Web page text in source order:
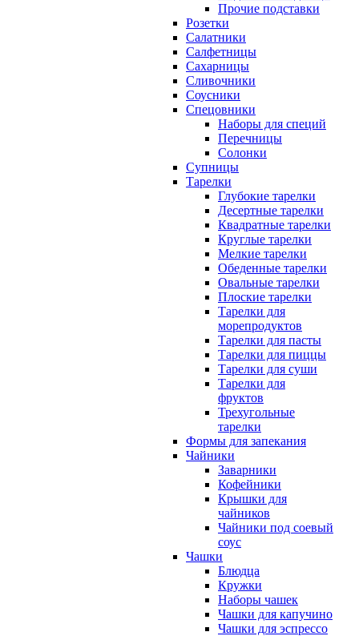
Прочие подставки
Розетки
Салатники
Салфетницы
Сахарницы
Сливочники
Соусники
Спецовники
Наборы для специй
Перечницы
Солонки
Супницы
Тарелки
Глубокие тарелки
Десертные тарелки
Квадратные тарелки
Круглые тарелки
Мелкие тарелки
Обеденные тарелки
Овальные тарелки
Плоские тарелки
Тарелки для
морепродуктов
Тарелки для пасты
Тарелки для пиццы
Тарелки для суши
Тарелки для
фруктов
Трехугольные
тарелки
Формы для запекания
Чайники
Заварники
Кофейники
Крышки для
чайников
Чайники под соевый
соус
Чашки
Блюдца
Кружки
Наборы чашек
Чашки для капучино
Чашки для эспрессо